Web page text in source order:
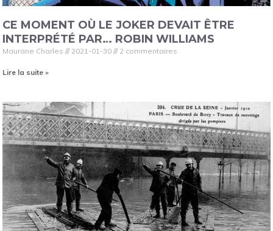
CE MOMENT OÙ LE JOKER DEVAIT ÊTRE
INTERPRÉTÉ PAR… ROBIN WILLIAMS
Maurane Charles 2021-01-30 2 commentaires
Lire la suite »